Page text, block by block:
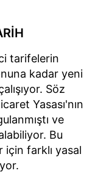
tarifelerin
kadar yeni
Söz
Yasası'nın
ve
Bu
farklı yasal